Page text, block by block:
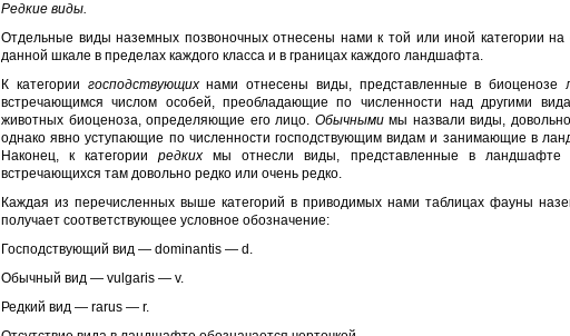
Редкие виды.
Отдельные виды наземных позвоночных отнесены нами к той или иной категории на
данной шкале в пределах каждого класса и в границах каждого ландшафта.
К категории господствующихнами отнесены виды, представленные в биоценозе
встречающимся числом особей, преобладающие по численности над другими
животных биоценоза, определяющие его лицо. Обычнымимы назвали виды,
однако явно уступающие по численности господствующим видам и занимающие в
Наконец, к категорииредких мы отнесли виды, представленные в ландшафте
встречающихся там довольно редко или очень редко.
Каждая из перечисленных выше категорий в приводимых нами таблицах фауны
получает соответствующее условное обозначение:
Господствующий вид — dominantis — d.
Обычный вид — vulgaris — v.
Редкий вид — rarus — r.